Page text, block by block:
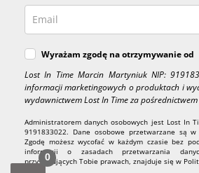
Wyrażam zgodę na otrzymywanie od
Lost In Time Marcin Martyniuk NIP:
informacji marketingowych o produktach i
wydawnictwem Lost In Time za
Administratorem danych osobowych jest Lost In
9191833022. Dane osobowe przetwarzane są
Zgodę możesz wycofać w każdym czasie bez
informacji o zasadach przetwarzania
przysługujących Tobie prawach, znajduje się w
0